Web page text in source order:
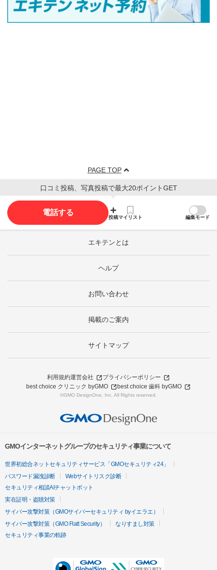
PAGE TOP
口コミ投稿、写真投稿で最大20ポイントGET
電話する
投稿マイリスト 編集モード
エキテンとは
ヘルプ
お問い合わせ
掲載のご案内
サイトマップ
利用規約運営会社
プライバシーポリシー
best choice クリニック byGMO
best choice 歯科 byGMO
©GMO DesignOne, Inc. All Rights reserved.
GMOインターネットグループのセキュリティ事業について
世界初総合ネットセキュリティサービス「GMOセキュリティ24」
パスワード漏洩診断
Webサイトリスク診断
セキュリティ相談AIチャットボット
実在証明・盗聴対策
サイバー攻撃対策（GMOサイバーセキュリティ byイエラエ）
サイバー攻撃対策（GMO Flatt Security）
なりすまし対策
セキュリティ事業の軌跡